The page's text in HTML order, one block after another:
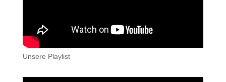
Unsere Playlist